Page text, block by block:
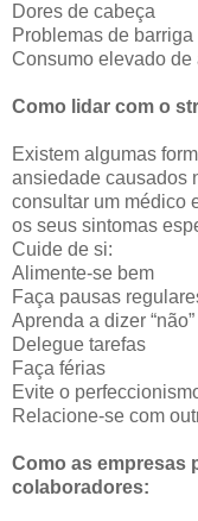
Dores de cabeça
Problemas de barriga
Consumo elevado de
Como lidar com o
Existem algumas
ansiedade causados
consultar um médico
os seus sintomas
Cuide de si:
Alimente-se bem
Faça pausas
Aprenda a dizer “não”
Delegue tarefas
Faça férias
Evite o
Relacione-se com
Como as empresas
colaboradores: